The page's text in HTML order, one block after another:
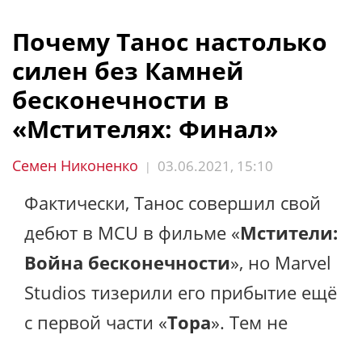
Почему Танос настолько
силен без Камней
бесконечности в
«Мстителях: Финал»
Семен Никоненко | 03.06.2021, 15:10
Фактически, Танос совершил свой
дебют в MCU в фильме «Мстители:
Война бесконечности», но Marvel
Studios тизерили его прибытие ещё
с первой части «Тора». Тем не